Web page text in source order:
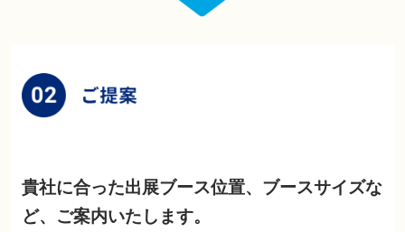
貴社に合った出展ブース位置、ブースサイズな
ど、ご案内いたします。